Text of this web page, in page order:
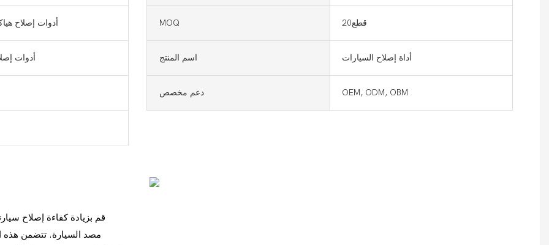
أدوات إصلاح MOQ قطع20
أدوات اسم المنتج أداة إصلاح السيارات
دعم مخصص OEM, ODM, OBM
قم بزيادة كفاءة إصلاح